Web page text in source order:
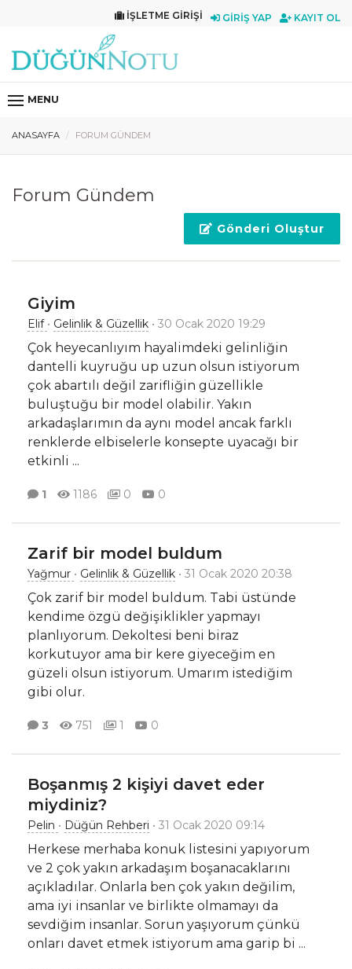
İŞLETME GIRIŞI GIRIŞ YAP KAYIT OL
MENU
ANASAYFA FORUM GÜNDEM
Forum Gündem
Gönderi Oluştur
Giyim
Elif • Gelinlik & Güzellik • 30 Ocak 2020 19:29
Çok heyecanlıyım hayalimdeki gelinliğin
dantelli kuyruğu up uzun olsun istiyorum
çok abartılı değil zarifliğin güzellikle
buluştuğu bir model olabilir. Yakın
arkadaşlarımın da aynı model ancak farklı
renklerde elbiselerle konsepte uyacağı bir
etkinli ...
1 1186 0 0
Zarif bir model buldum
Yağmur • Gelinlik & Güzellik • 31 Ocak 2020 20:38
Çok zarif bir model buldum. Tabi üstünde
kendime özgü değişiklikler yapmayı
planlıyorum. Dekoltesi beni biraz
korkutuyor ama bir kere giyeceğim en
güzeli olsun istiyorum. Umarım istediğim
gibi olur.
3 751 1 0
Boşanmış 2 kişiyi davet eder
miydiniz?
Pelin • Düğün Rehberi • 31 Ocak 2020 09:14
Herkese merhaba konuk listesini yapıyorum
ve 2 çok yakın arkadaşım boşanacaklarını
açıkladılar. Onlarla ben çok yakın değilim,
ama iyi insanlar ve birlikte olmamayı da
sevdiğim insanlar. Sorun yaşıyorum çünkü
onları davet etmek istiyorum ama garip bi ...